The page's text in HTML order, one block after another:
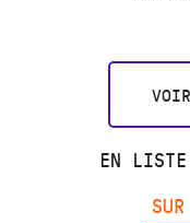
EN LISTE